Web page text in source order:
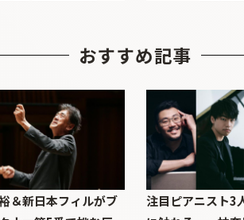
おすすめ記事
＆新日本フィルがブ
注目ピアニスト3